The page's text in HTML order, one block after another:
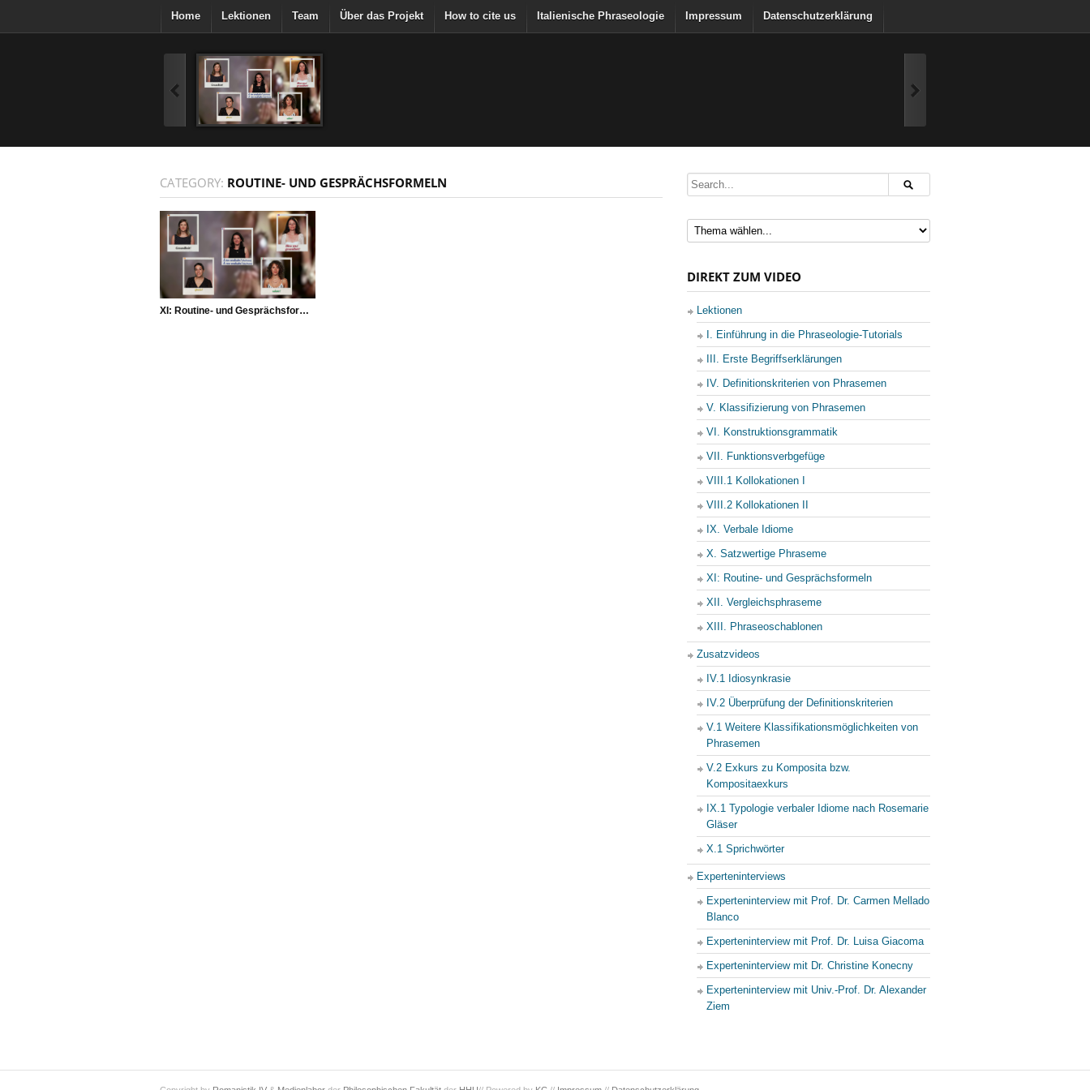
Home Lektionen Team Über das Projekt How to cite us Italienische Phraseologie Impressum Datenschutzerklärung
CATEGORY: ROUTINE- UND GESPRÄCHSFORMELN
XI: Routine- und Gesprächsformeln
DIREKT ZUM VIDEO
Lektionen
I. Einführung in die Phraseologie-Tutorials
III. Erste Begriffserklärungen
IV. Definitionskriterien von Phrasemen
V. Klassifizierung von Phrasemen
VI. Konstruktionsgrammatik
VII. Funktionsverbgefüge
VIII.1 Kollokationen I
VIII.2 Kollokationen II
IX. Verbale Idiome
X. Satzwertige Phraseme
XI: Routine- und Gesprächsformeln
XII. Vergleichsphraseme
XIII. Phraseoschablonen
Zusatzvideos
IV.1 Idiosynkrasie
IV.2 Überprüfung der Definitionskriterien
V.1 Weitere Klassifikationsmöglichkeiten von
Phrasemen
V.2 Exkurs zu Komposita bzw.
Kompositaexkurs
IX.1 Typologie verbaler Idiome nach Rosemarie
Gläser
X.1 Sprichwörter
Experteninterviews
Experteninterview mit Prof. Dr. Carmen Mellado
Blanco
Experteninterview mit Prof. Dr. Luisa Giacoma
Experteninterview mit Dr. Christine Konecny
Experteninterview mit Univ.-Prof. Dr. Alexander
Ziem